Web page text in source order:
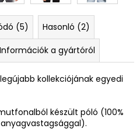
(5)
Hasonló (2)
Információk a gyártóról
kollekciójának egyedi
készült póló (100%